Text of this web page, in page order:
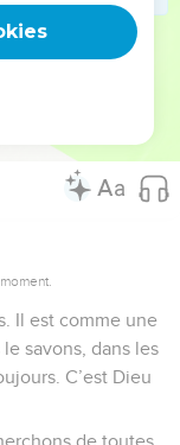
qu’on ne
Pour vous procurer
Il est comme une
savons, dans les
C’est Dieu
de toutes